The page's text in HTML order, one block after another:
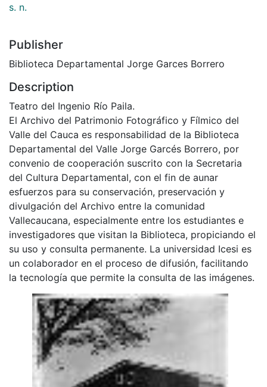
s. n.
Publisher
Biblioteca Departamental Jorge Garces Borrero
Description
Teatro del Ingenio Río Paila.
El Archivo del Patrimonio Fotográfico y Fílmico del
Valle del Cauca es responsabilidad de la Biblioteca
Departamental del Valle Jorge Garcés Borrero, por
convenio de cooperación suscrito con la Secretaria
del Cultura Departamental, con el fin de aunar
esfuerzos para su conservación, preservación y
divulgación del Archivo entre la comunidad
Vallecaucana, especialmente entre los estudiantes e
investigadores que visitan la Biblioteca, propiciando el
su uso y consulta permanente. La universidad Icesi es
un colaborador en el proceso de difusión, facilitando
la tecnología que permite la consulta de las imágenes.